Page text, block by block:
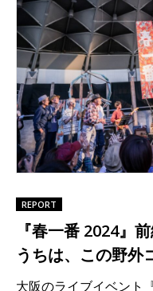
REPORT
『春一番 2024』
うちは、この野外
大阪のライブイベント